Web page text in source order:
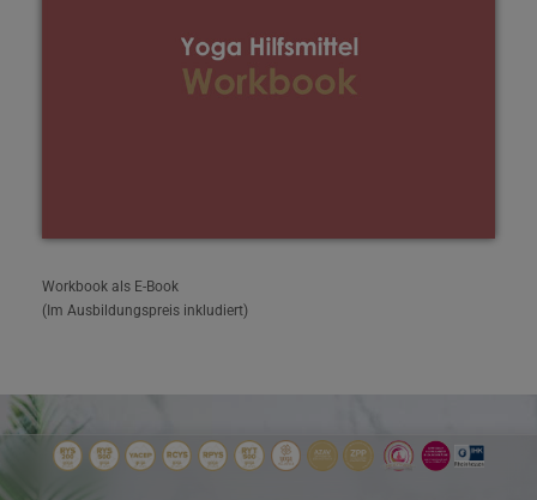
Workbook als E-Book
(Im Ausbildungspreis inkludiert)